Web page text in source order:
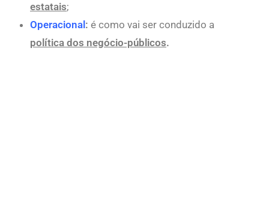
estatais;
Operacional : é como vai ser conduzido a
política dos negócio-públicos.